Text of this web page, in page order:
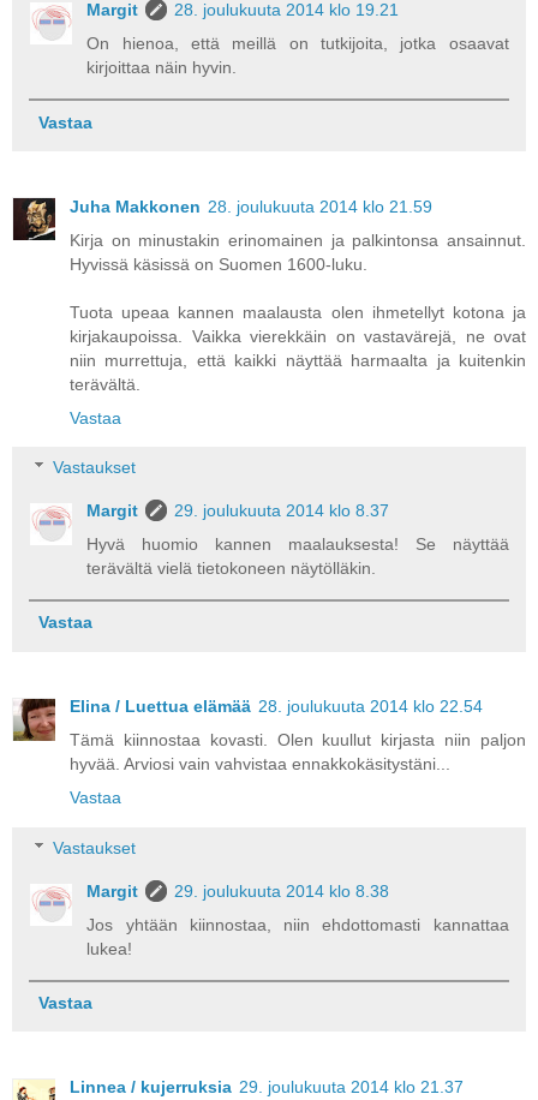
Margit
28. joulukuuta 2014 klo 19.21
On hienoa, että meillä on tutkijoita, jotka osaavat
kirjoittaa näin hyvin.
Vastaa
Juha Makkonen 28. joulukuuta 2014 klo 21.59
Kirja on minustakin erinomainen ja palkintonsa ansainnut.
Hyvissä käsissä on Suomen 1600-luku.
Tuota upeaa kannen maalausta olen ihmetellyt kotona ja
kirjakaupoissa. Vaikka vierekkäin on vastavärejä, ne ovat
niin murrettuja, että kaikki näyttää harmaalta ja kuitenkin
terävältä.
Vastaa
Vastaukset
Margit
29. joulukuuta 2014 klo 8.37
Hyvä huomio kannen maalauksesta! Se näyttää
terävältä vielä tietokoneen näytölläkin.
Vastaa
Elina / Luettua elämää 28. joulukuuta 2014 klo 22.54
Tämä kiinnostaa kovasti. Olen kuullut kirjasta niin paljon
hyvää. Arviosi vain vahvistaa ennakkokäsitystäni...
Vastaa
Vastaukset
Margit
29. joulukuuta 2014 klo 8.38
Jos yhtään kiinnostaa, niin ehdottomasti kannattaa
lukea!
Vastaa
Linnea / kujerruksia 29. joulukuuta 2014 klo 21.37